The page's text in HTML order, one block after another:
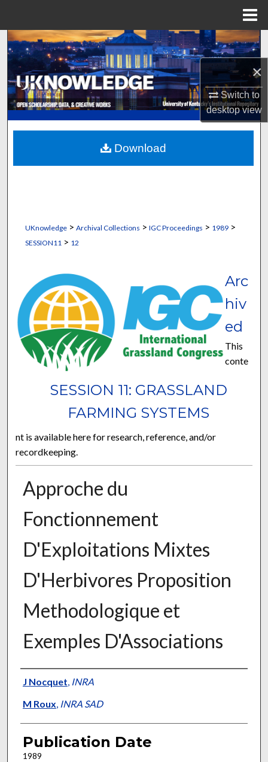
×
Switch to
desktopview
Search
Browse Collections
My Account
About
Digital Commons Network™
UKnowledge> Archival Collections > IGC Proceedings > 1989>
SESSION11 > 12
SESSION 11: GRASSLAND
FARMING SYSTEMS
Arc
hiv
ed
This
conte
nt is available here for research, reference, and/or
recordkeeping.
Approche du
Fonctionnement
D'Exploitations Mixtes
D'Herbivores Proposition
Methodologique et
Exemples D'Associations
Presenter Information
J Nocquet, INRA
M Roux, INRA SAD
Publication Date
1989
Download